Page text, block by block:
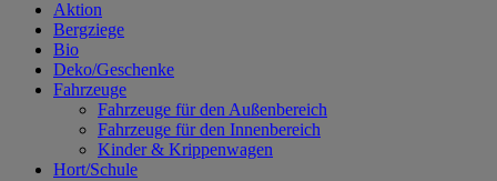
Aktion
Bergziege
Bio
Deko/Geschenke
Fahrzeuge
Fahrzeuge für den Außenbereich
Fahrzeuge für den Innenbereich
Kinder & Krippenwagen
Hort/Schule